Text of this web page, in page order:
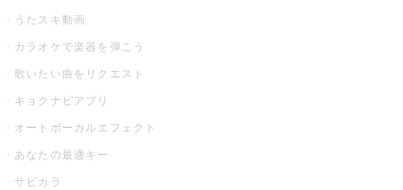
うたスキ動画
カラオケで楽器を弾こう
歌いたい曲をリクエスト
キョクナビアプリ
オートボーカルエフェクト
あなたの最適キー
サビカラ